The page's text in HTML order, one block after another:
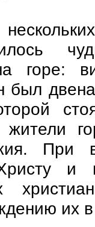
горе:
был
При
их